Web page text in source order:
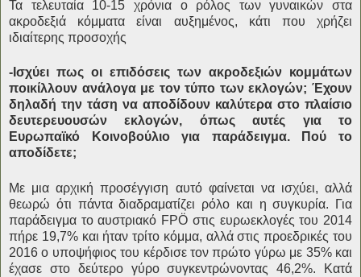
Τα τελευταία 10-15 χρόνια ο ρόλος των γυναικών στα
ακροδεξιά κόμματα είναι αυξημένος, κάτι που χρήζει
ιδιαίτερης προσοχής
-Ισχύει πως οι επιδόσεις των ακροδεξιών κομμάτων
ποικίλλουν ανάλογα με τον τύπο των εκλογών; Έχουν
δηλαδή την τάση να αποδίδουν καλύτερα στο πλαίσιο
δευτερευουσών εκλογών, όπως αυτές για το
Ευρωπαϊκό Κοινοβούλιο για παράδειγμα. Πού το
αποδίδετε;
Με μια αρχική προσέγγιση αυτό φαίνεται να ισχύει, αλλά
θεωρώ ότι πάντα διαδραματίζει ρόλο και η συγκυρία. Για
παράδειγμα το αυστριακό FPÖ στις ευρωεκλογές του 2014
πήρε 19,7% και ήταν τρίτο κόμμα, αλλά στις προεδρικές του
2016 ο υποψήφιος του κέρδισε τον πρώτο γύρω με 35% και
έχασε στο δεύτερο γύρο συγκεντρώνοντας 46,2%. Κατά